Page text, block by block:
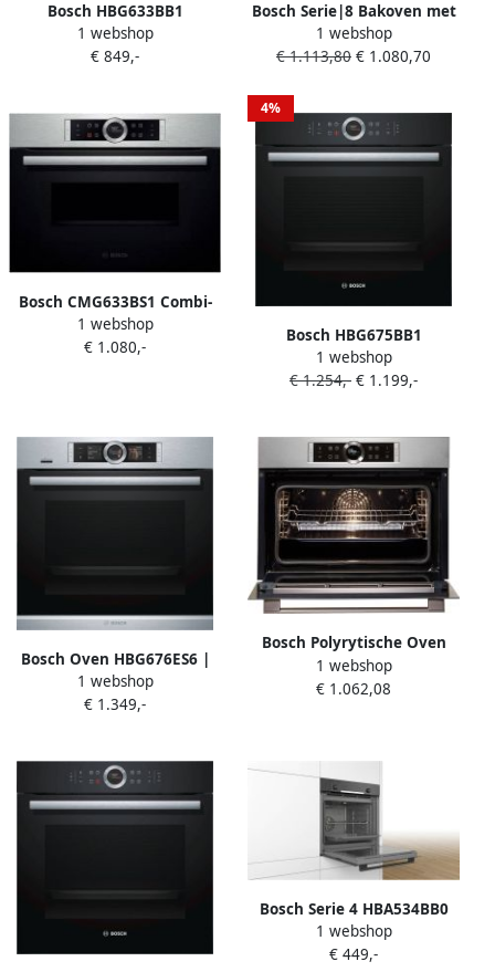
Bosch HBG633BB1
Elektrische Bakoven
1 webshop
€ 849,-
Bosch Serie|8 Bakoven met
stoom 60 cm 12 syst
ecoClean zwart
1 webshop
€ 1.113,80 € 1.080,70
Bosch CMG633BS1 Combi-
magnetron 45cm inox |
Heteluchtovens |
1 webshop
€ 1.080,-
4%
Bosch HBG675BB1
Multifunctionele oven 60
cm A+ Zwart |
Microgolf&Ovens |
HBG675BB1
1 webshop
€ 1.254,- € 1.199,-
Bosch Oven HBG676ES6 |
Heteluchtovens |
Keuken&Koken
1 webshop
€ 1.349,-
Bosch Polyrytische Oven
CBG675BS3 47 L 4000W A+
Zwart
1 webshop
€ 1.062,08
Bosch Serie 4 HBA534BB0
oven Elektrische oven 71 l
Zwart A
1 webshop
€ 449,-